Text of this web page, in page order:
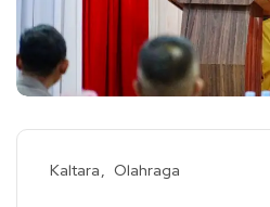
Kaltara Olahraga